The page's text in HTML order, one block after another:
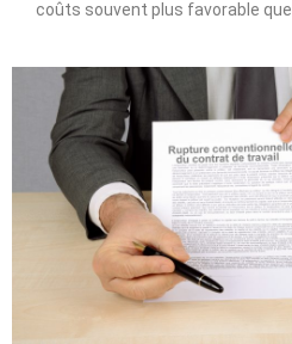
coûts souvent plus favorable